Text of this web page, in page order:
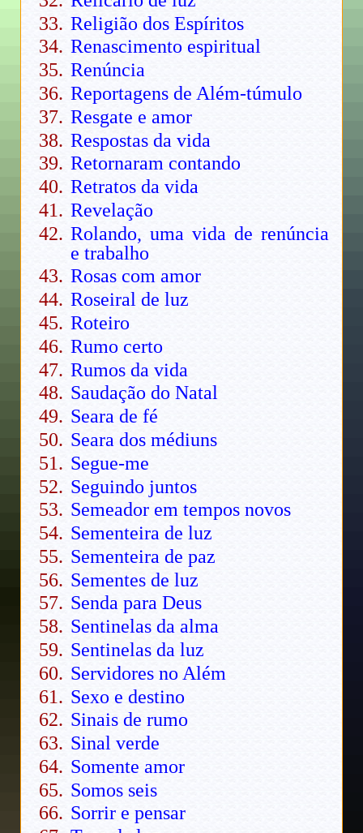
Religião dos Espíritos
Renascimento espiritual
Renúncia
Reportagens de Além-túmulo
Resgate e amor
Respostas da vida
Retornaram contando
Retratos da vida
Revelação
Rolando, uma vida de renúncia
e trabalho
Rosas com amor
Roseiral de luz
Roteiro
Rumo certo
Rumos da vida
Saudação do Natal
Seara de fé
Seara dos médiuns
Segue-me
Seguindo juntos
Semeador em tempos novos
Sementeira de luz
Sementeira de paz
Sementes de luz
Senda para Deus
Sentinelas da alma
Sentinelas da luz
Servidores no Além
Sexo e destino
Sinais de rumo
Sinal verde
Somente amor
Somos seis
Sorrir e pensar